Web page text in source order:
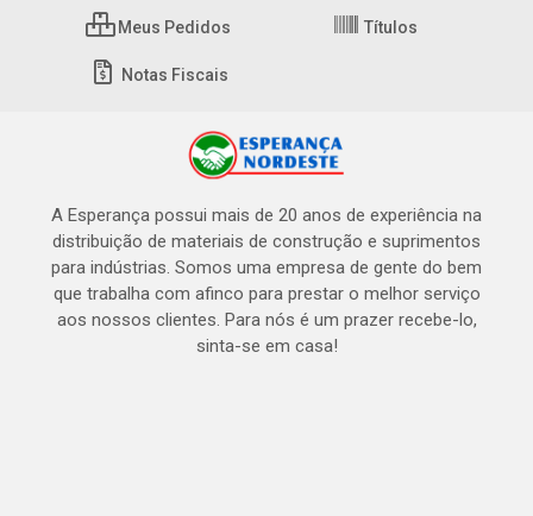
Meus Pedidos Títulos
Notas Fiscais
A Esperança possui mais de 20 anos de experiência na
distribuição de materiais de construção e suprimentos
para indústrias. Somos uma empresa de gente do bem
que trabalha com afinco para prestar o melhor serviço
aos nossos clientes. Para nós é um prazer recebe-lo,
sinta-se em casa!